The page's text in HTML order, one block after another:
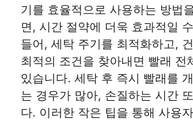
기를 효율적으로 사용하는 방법
면, 시간 절약에 더욱 효과적일
들어, 세탁 주기를 최적화하고,
최적의 조건을 찾아내면 빨래 전
있습니다. 세탁 후 즉시 빨래를
는 경우가 많아, 손질하는 시간
다. 이러한 작은 팁을 통해 사용